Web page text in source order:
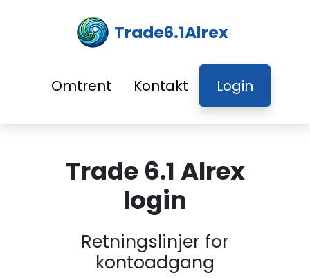
Trade6.1Alrex
Omtrent Kontakt Login
Trade 6.1 Alrex
login
Retningslinjer for
kontoadgang